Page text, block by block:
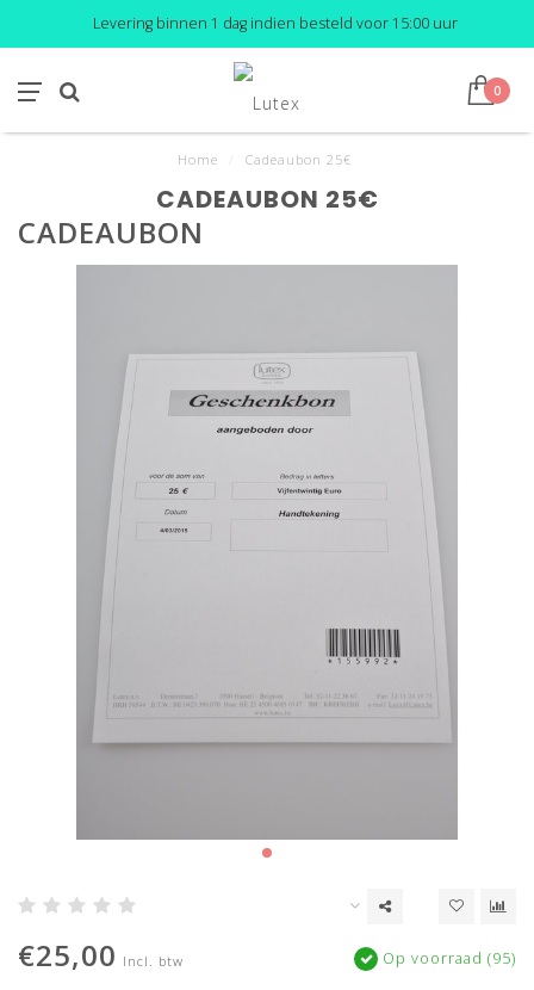
Levering binnen 1 dag indien besteld voor 15:00 uur
0
Home Cadeaubon 25€
CADEAUBON 25€
CADEAUBON
€25,00 Incl. btw Op voorraad (95)